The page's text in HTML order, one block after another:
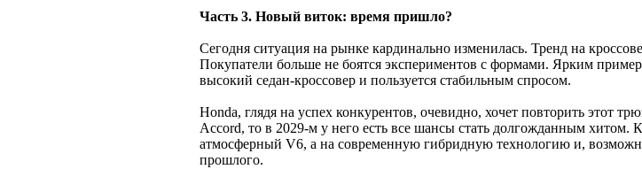
Часть 3. Новый виток: время пришло?
Сегодня ситуация на рынке кардинально изменилась. Тренд на
Покупатели больше не боятся экспериментов с формами. Ярким
высокий седан-кроссовер и пользуется стабильным спросом.
Honda, глядя на успех конкурентов, очевидно, хочет повторить этот
Accord, то в 2029-м у него есть все шансы стать долгожданным хитом.
атмосферный V6, а на современную гибридную технологию и,
прошлого.